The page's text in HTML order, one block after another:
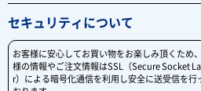
セキュリティについて
お客様に安心してお買い物をお楽しみ頂くため
様の情報やご注文情報はSSL（Secure Socket
r）による暗号化通信を利用し安全に送受信を行